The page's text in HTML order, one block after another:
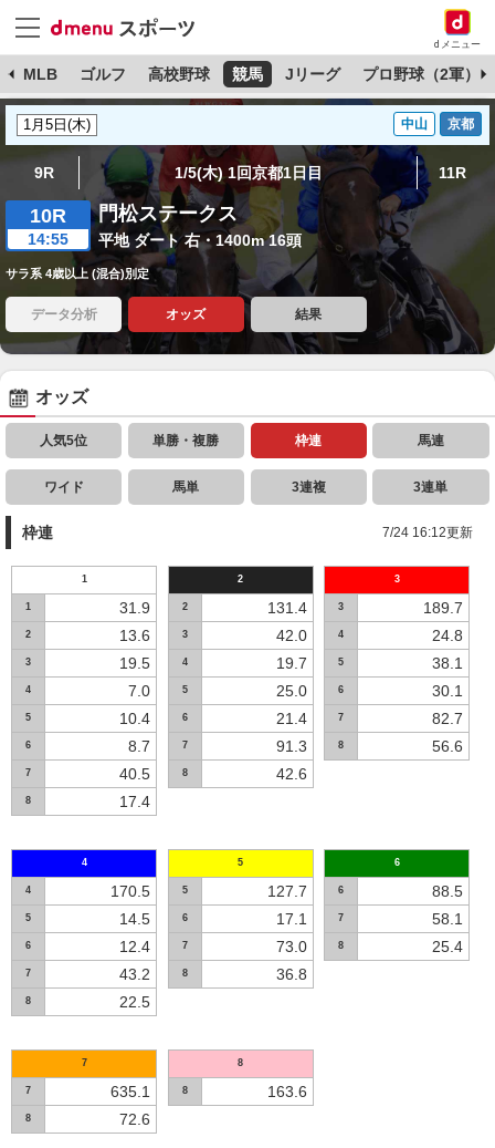
dメニュー
MLB ゴルフ 高校野球 競馬 Jリーグ プロ野球（2軍）
中山 京都
9R 1/5(木) 1回京都1日目 11R
10R
14:55
門松ステークス
平地 ダート 右・1400m 16頭
サラ系 4歳以上 (混合)別定
データ分析 オッズ 結果
オッズ
人気5位 単勝・複勝 枠連 馬連
ワイド 馬単 3連複 3連単
枠連 7/24 16:12更新
1
1 31.9
2 13.6
3 19.5
4 7.0
5 10.4
6 8.7
7 40.5
8 17.4
2
2 131.4
3 42.0
4 19.7
5 25.0
6 21.4
7 91.3
8 42.6
3
3 189.7
4 24.8
5 38.1
6 30.1
7 82.7
8 56.6
4
4 170.5
5 14.5
6 12.4
7 43.2
8 22.5
5
5 127.7
6 17.1
7 73.0
8 36.8
6
6 88.5
7 58.1
8 25.4
7
7 635.1
8 72.6
8
8 163.6